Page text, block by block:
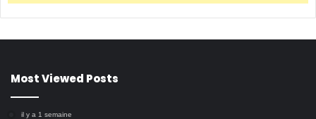
Most Viewed Posts
il y a 1 semaine